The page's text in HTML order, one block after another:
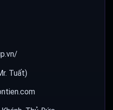
Tuất)